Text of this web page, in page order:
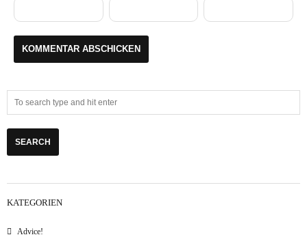
KATEGORIEN
Advice!